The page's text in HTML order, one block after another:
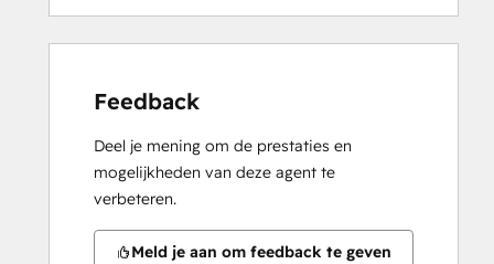
Feedback
Deel je mening om de prestaties en
mogelijkheden van deze agent te
verbeteren.
Meld je aan om feedback te geven